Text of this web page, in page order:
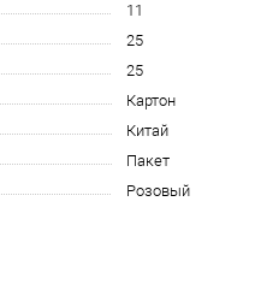
11
25
25
Картон
Китай
Пакет
Розовый